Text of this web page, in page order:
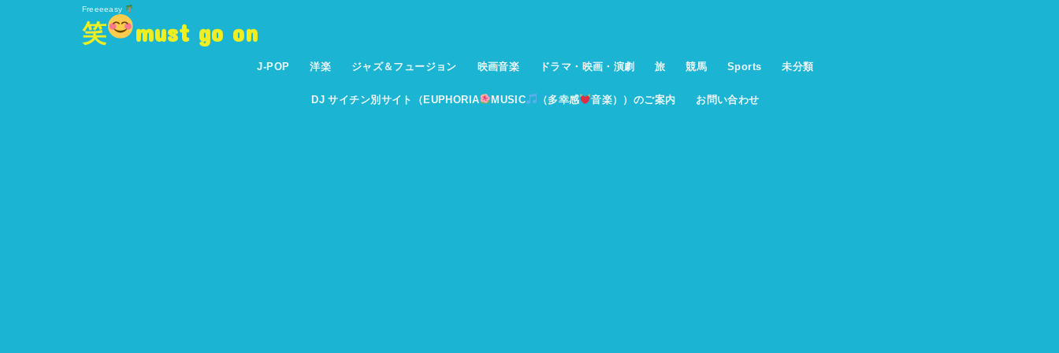
Freeeeasy
笑 must go on
J-POP 洋楽 ジャズ＆フュージョン 映画音楽 ドラマ・映画・演劇 旅 競馬 Sports 未分類
DJ サイチン別サイト（EUPHORIA MUSIC （多幸感 音楽））のご案内 お問い合わせ